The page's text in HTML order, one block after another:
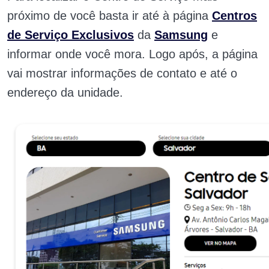
próximo de você basta ir até à página Centros
de Serviço Exclusivos da Samsung e
informar onde você mora. Logo após, a página
vai mostrar informações de contato e até o
endereço da unidade.